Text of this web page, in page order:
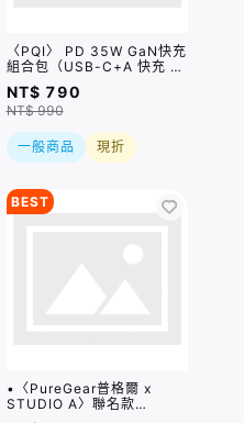
〈PQI〉 PD 35W GaN快充
組合包（USB-C+A 快充 +
USB-C to C 100公分編織
快充線)
NT$ 790
NT$ 990
一般商品 現折
BEST
•〈PureGear普格爾 x
STUDIO A〉聯名款
iPhone 17系列 磁吸透明保